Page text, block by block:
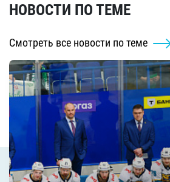
НОВОСТИ ПО ТЕМЕ
Смотреть все новости по теме